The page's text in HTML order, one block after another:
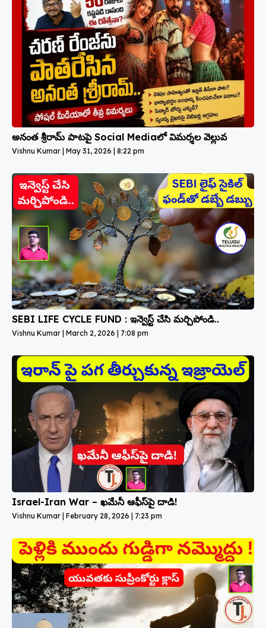
అనంత శ్రీరామ్ పాటపై Social Mediaలో విమర్శల వెల్లువ
Vishnu Kumar May 31, 2026 8:22 pm
SEBI LIFE CYCLE FUND : ఇన్వెస్ట్ చేసి మర్చిపోండి..
Vishnu Kumar March 2, 2026 7:08 pm
Israel-Iran War – ఖమేనీ ఆఫీస్‌పై దాడి!
Vishnu Kumar February 28, 2026 7:23 pm